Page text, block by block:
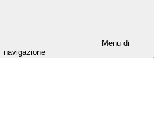
Menu di
navigazione